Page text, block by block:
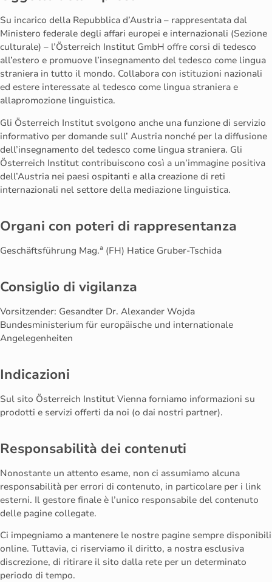
Su incarico della Repubblica d’Austria – rappresentata dal
Ministero federale degli affari europei e internazionali (Sezione
culturale) – l’Österreich Institut GmbH offre corsi di tedesco
all’estero e promuove l’insegnamento del tedesco come lingua
straniera in tutto il mondo. Collabora con istituzioni nazionali
ed estere interessate al tedesco come lingua straniera e
allapromozione linguistica.
Gli Österreich Institut svolgono anche una funzione di servizio
informativo per domande sull’ Austria nonché per la diffusione
dell’insegnamento del tedesco come lingua straniera. Gli
Österreich Institut contribuiscono così a un’immagine positiva
dell’Austria nei paesi ospitanti e alla creazione di reti
internazionali nel settore della mediazione linguistica.
Organi con poteri di rappresentanza
Geschäftsführung Mag.a (FH) Hatice Gruber-Tschida
Consiglio di vigilanza
Vorsitzender: Gesandter Dr. Alexander Wojda
Bundesministerium für europäische und internationale
Angelegenheiten
Indicazioni
Sul sito Österreich Institut Vienna forniamo informazioni su
prodotti e servizi offerti da noi (o dai nostri partner).
Responsabilità dei contenuti
Nonostante un attento esame, non ci assumiamo alcuna
responsabilità per errori di contenuto, in particolare per i link
esterni. Il gestore finale è l’unico responsabile del contenuto
delle pagine collegate.
Ci impegniamo a mantenere le nostre pagine sempre disponibili
online. Tuttavia, ci riserviamo il diritto, a nostra esclusiva
discrezione, di ritirare il sito dalla rete per un determinato
periodo di tempo.